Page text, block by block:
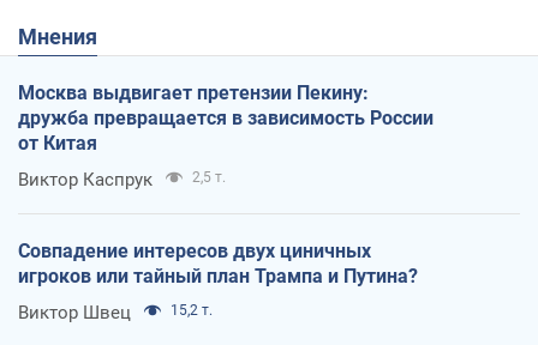
Мнения
Москва выдвигает претензии Пекину:
дружба превращается в зависимость России
от Китая
Виктор Каспрук 2,5 т.
Совпадение интересов двух циничных
игроков или тайный план Трампа и Путина?
Виктор Швец 15,2 т.